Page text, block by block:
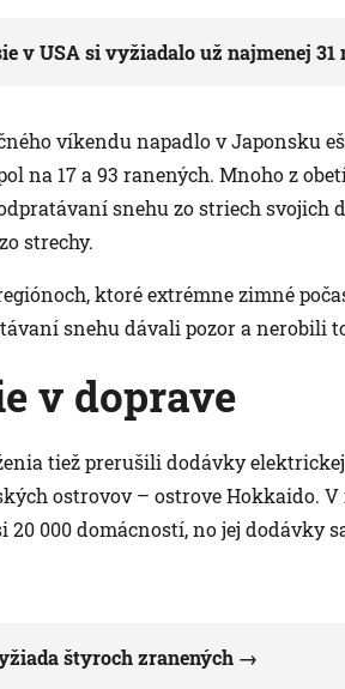
v USA si vyžiadalo už najmenej
víkendu napadlo v Japonsku
na 17 a 93 ranených. Mnoho z
snehu zo striech svojich
strechy.
ktoré extrémne zimné
snehu dávali pozor a nerobili
v doprave
tiež prerušili dodávky
ostrovov – ostrove Hokkaido. V
20 000 domácností, no jej dodávky
štyroch zranených